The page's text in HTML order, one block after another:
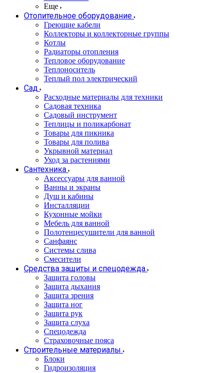
Еще
Отопительное оборудование
Греющие кабели
Коллекторы и коллекторные группы
Котлы
Радиаторы отопления
Тепловое оборудование
Теплоноситель
Теплый пол электрический
Сад
Расходные материалы для техники
Садовая техника
Садовый инструмент
Теплицы и поликарбонат
Товары для пикника
Товары для полива
Укрывной материал
Уход за растениями
Сантехника
Аксессуары для ванной
Ванны и экраны
Душ и кабины
Инсталляции
Кухонные мойки
Мебель для ванной
Полотенцесушители для ванной
Санфаянс
Системы слива
Смесители
Средства защиты и спецодежда
Защита головы
Защита дыхания
Защита зрения
Защита ног
Защита рук
Защита слуха
Спецодежда
Страховочные пояса
Строительные материалы
Блоки
Гидроизоляция